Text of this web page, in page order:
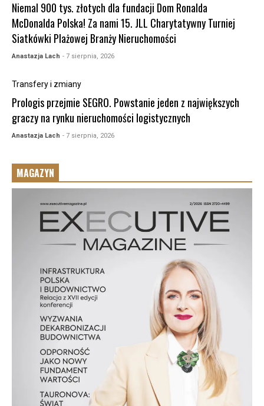
Niemal 900 tys. złotych dla fundacji Dom Ronalda
McDonalda Polska! Za nami 15. JLL Charytatywny Turniej
Siatkówki Plażowej Branży Nieruchomości
Anastazja Lach - 7 sierpnia, 2026
Transfery i zmiany
Prologis przejmie SEGRO. Powstanie jeden z największych
graczy na rynku nieruchomości logistycznych
Anastazja Lach - 7 sierpnia, 2026
MAGAZYN